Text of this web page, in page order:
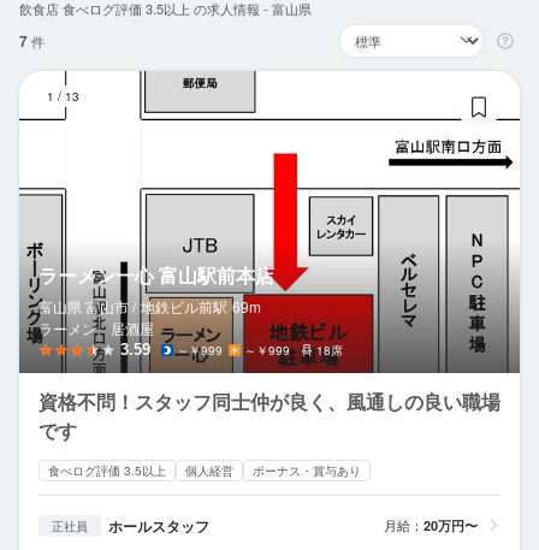
求人検索
閲覧履歴
検索履歴・保存した条件
応募履歴
WEB履歴書
スカウト・メルマガ受信設定
ヘルプ・お問い合わせフォーム
掲載をご検討の店舗様へ
飲食店 食べログ評価 3.5以上 の求人情報 - 富山県
7件
1 / 13
ラーメン一心 富山駅前本店
富山県 富山市 / 地鉄ビル前駅 69m
ラーメン、居酒屋
3.59 ～￥999 ～￥999 18席
資格不問！スタッフ同士仲が良く、風通しの良い職場
です
食べログ評価 3.5以上 個人経営 ボーナス・賞与あり
正社員 ホールスタッフ 月給： 20万円〜